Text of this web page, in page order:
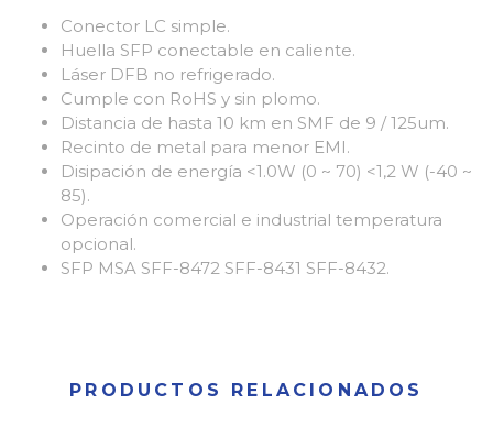
Conector LC simple.
Huella SFP conectable en caliente.
Láser DFB no refrigerado.
Cumple con RoHS y sin plomo.
Distancia de hasta 10 km en SMF de 9 / 125um.
Recinto de metal para menor EMI.
Disipación de energía <1.0W (0 ~ 70) <1,2 W (-40 ~
85).
Operación comercial e industrial temperatura
opcional.
SFP MSA SFF-8472 SFF-8431 SFF-8432.
PRODUCTOS RELACIONADOS